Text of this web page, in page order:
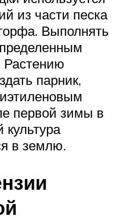
из части песка
Выполнять
Растению
парник,
первой зимы в
культура
в землю.